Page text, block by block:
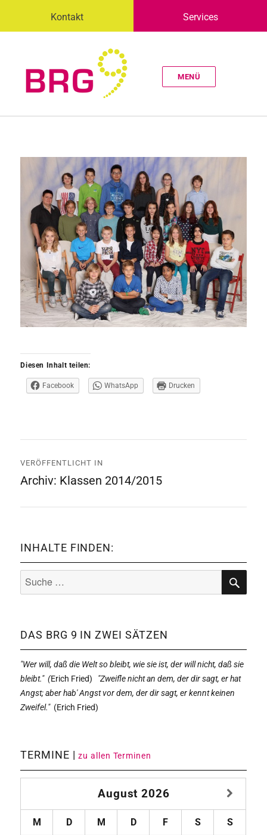
Kontakt Services
MENÜ
Diesen Inhalt teilen:
Facebook WhatsApp Drucken
Navigation
VERÖFFENTLICHT IN
Archiv: Klassen 2014/2015
INHALTE FINDEN:
Suche
nach:
SUCHE
DAS BRG 9 IN ZWEI SÄTZEN
"Wer will, daß die Welt so bleibt, wie sie ist, der will nicht, daß sie
bleibt." (Erich Fried)
"Zweifle nicht an dem, der dir sagt, er hat
Angst; aber hab' Angst vor dem, der dir sagt, er kennt keinen
Zweifel."(Erich Fried)
TERMINE |zu allen Terminen
August 2026
M D M D F S
S